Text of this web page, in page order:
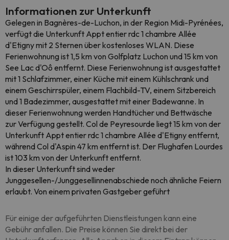
Informationen zur Unterkunft
Gelegen in Bagnères-de-Luchon, in der Region Midi-Pyrénées,
verfügt die Unterkunft Appt entier rdc 1 chambre Allée
d'Etigny mit 2 Sternen über kostenloses WLAN. Diese
Ferienwohnung ist 1,5 km von Golfplatz Luchon und 15 km von
See Lac d'Oô entfernt. Diese Ferienwohnung ist ausgestattet
mit 1 Schlafzimmer, einer Küche mit einem Kühlschrank und
einem Geschirrspüler, einem Flachbild-TV, einem Sitzbereich
und 1 Badezimmer, ausgestattet mit einer Badewanne. In
dieser Ferienwohnung werden Handtücher und Bettwäsche
zur Verfügung gestellt. Col de Peyresourde liegt 15 km von der
Unterkunft Appt entier rdc 1 chambre Allée d'Etigny entfernt,
während Col d'Aspin 47 km entfernt ist. Der Flughafen Lourdes
ist 103 km von der Unterkunft entfernt.
In dieser Unterkunft sind weder
Junggesellen-/Junggesellinnenabschiede noch ähnliche Feiern
erlaubt. Von einem privaten Gastgeber geführt
Für einige der aufgeführten Dienstleistungen kann eine
Gebühr anfallen. Die Preise können Sie direkt bei der